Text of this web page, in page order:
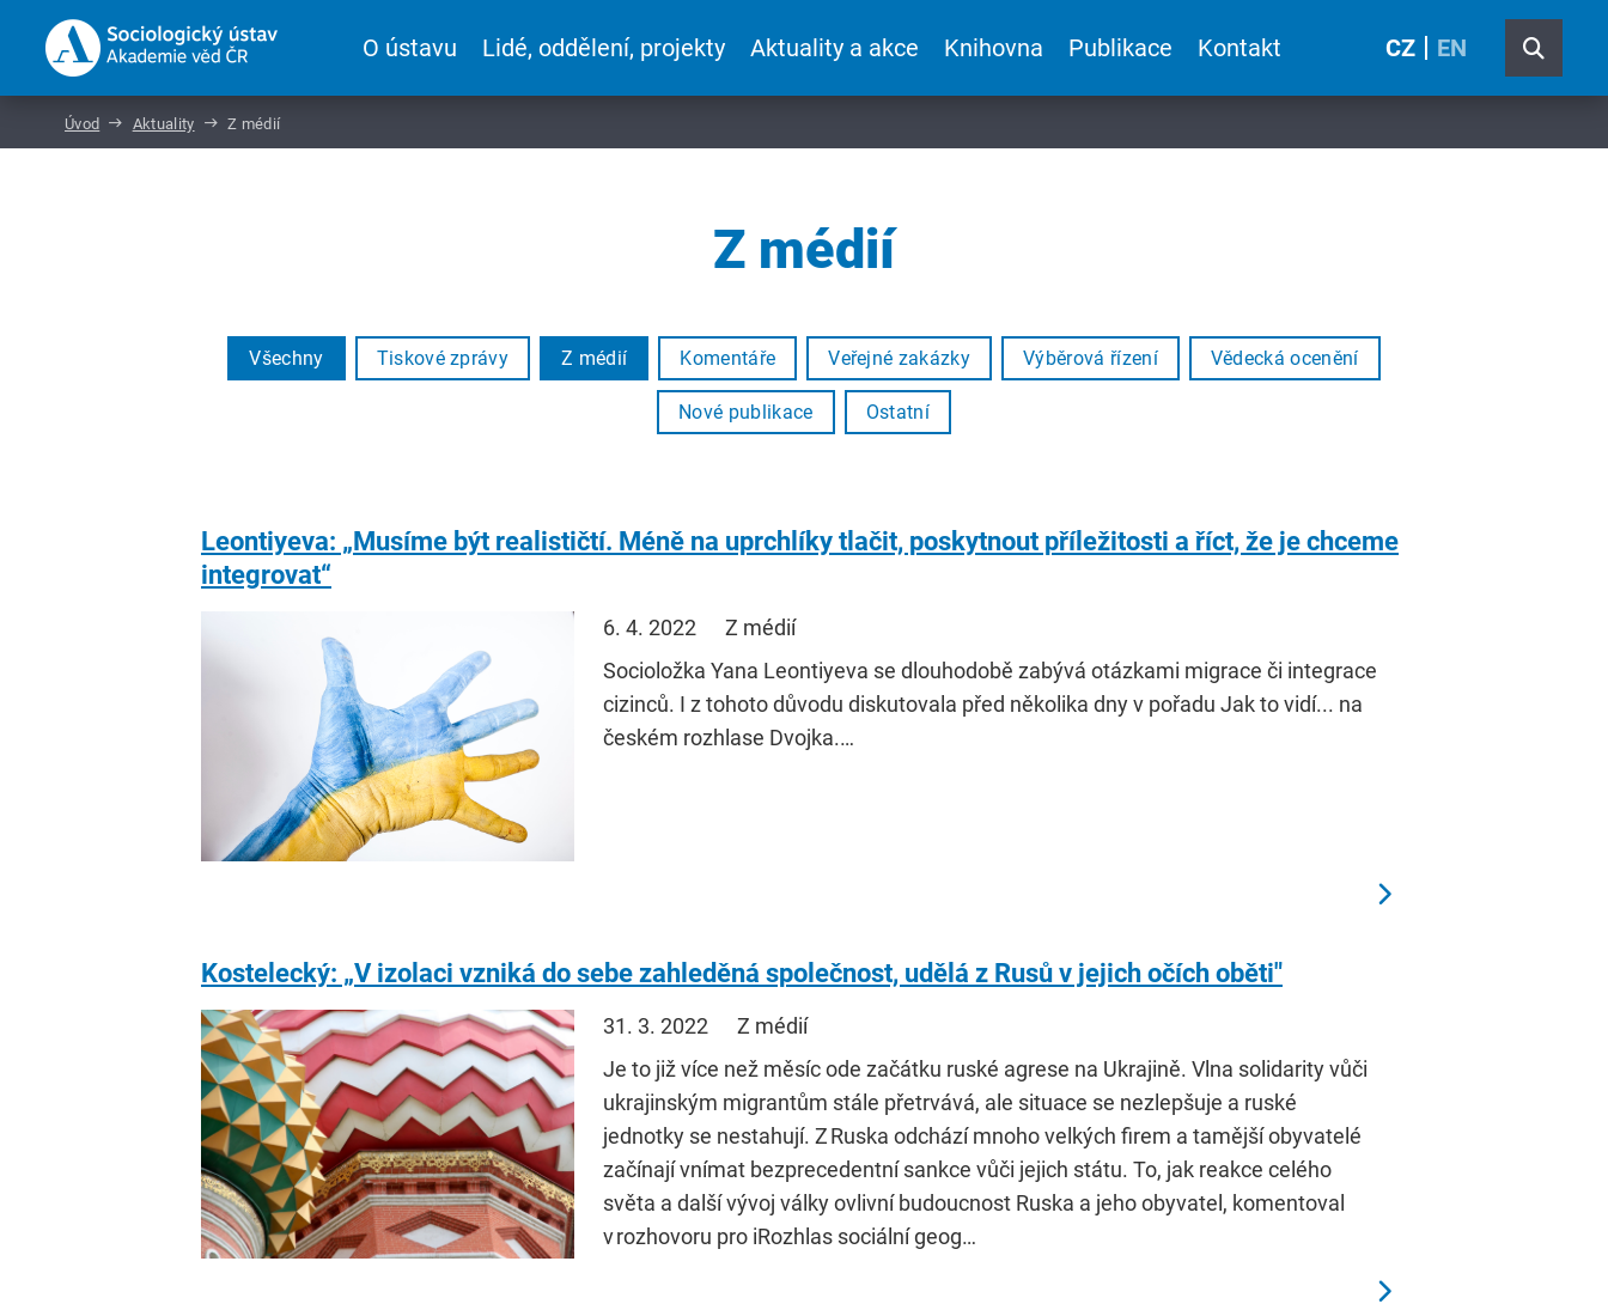
O ústavu Lidé, oddělení, projekty Aktuality a akce Knihovna Publikace Kontakt CZ EN
Úvod Aktuality Z médií
Z médií
Všechny Tiskové zprávy Z médií Komentáře Veřejné zakázky Výběrová řízení Vědecká ocenění
Nové publikace Ostatní
Leontiyeva: „Musíme být realističtí. Méně na uprchlíky tlačit, poskytnout příležitosti a říct, že je chceme
integrovat“
6. 4. 2022
Z médií
Socioložka Yana Leontiyeva se dlouhodobě zabývá otázkami migrace či integrace
cizinců. I z tohoto důvodu diskutovala před několika dny v pořadu Jak to vidí... na
českém rozhlase Dvojka.…
Kostelecký: „V izolaci vzniká do sebe zahleděná společnost, udělá z Rusů v jejich očích oběti"
31. 3. 2022
Z médií
Je to již více než měsíc ode začátku ruské agrese na Ukrajině. Vlna solidarity vůči
ukrajinským migrantům stále přetrvává, ale situace se nezlepšuje a ruské
jednotky se nestahují. Z Ruska odchází mnoho velkých firem a tamější obyvatelé
začínají vnímat bezprecedentní sankce vůči jejich státu. To, jak reakce celého
světa a další vývoj války ovlivní budoucnost Ruska a jeho obyvatel, komentoval
v rozhovoru pro iRozhlas sociální geog…